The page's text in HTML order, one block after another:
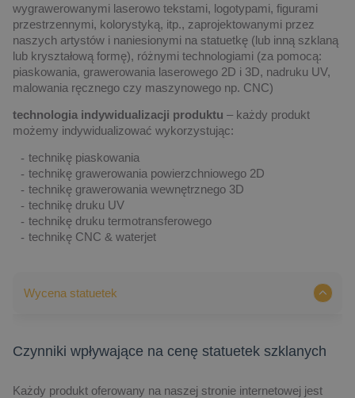
wygrawerowanymi laserowo tekstami, logotypami, figurami
przestrzennymi, kolorystyką, itp., zaprojektowanymi przez
naszych artystów i naniesionymi na statuetkę (lub inną szklaną
lub kryształową formę), różnymi technologiami (za pomocą:
piaskowania, grawerowania laserowego 2D i 3D, nadruku UV,
malowania ręcznego czy maszynowego np. CNC)
technologia indywidualizacji produktu – każdy produkt
możemy indywidualizować wykorzystując:
technikę piaskowania
technikę grawerowania powierzchniowego 2D
technikę grawerowania wewnętrznego 3D
technikę druku UV
technikę druku termotransferowego
technikę CNC & waterjet
Wycena statuetek
Czynniki wpływające na cenę statuetek szklanych
Każdy produkt oferowany na naszej stronie internetowej jest